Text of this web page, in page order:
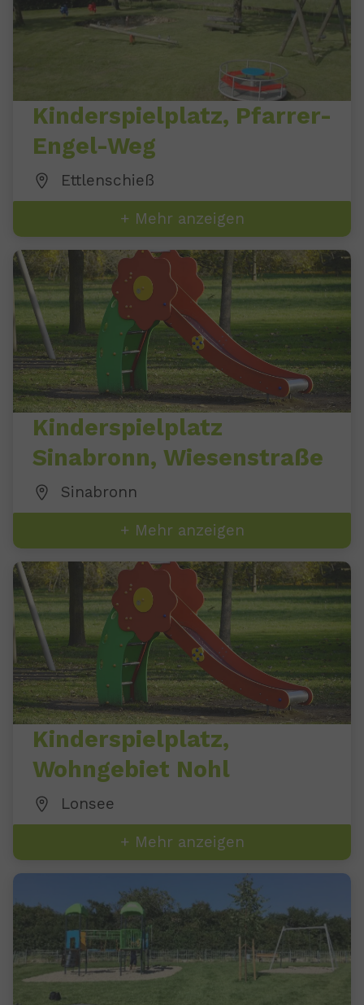
Kinderspielplatz, Pfarrer-
Engel-Weg
Ettlenschieß
+ Mehr anzeigen
Kinderspielplatz
Sinabronn, Wiesenstraße
Sinabronn
+ Mehr anzeigen
Kinderspielplatz,
Wohngebiet Nohl
Lonsee
+ Mehr anzeigen